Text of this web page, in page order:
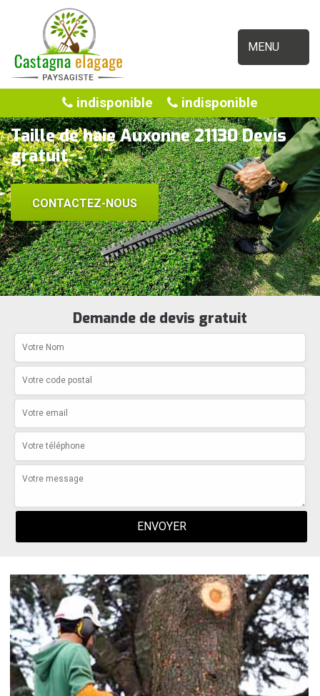
MENU
indisponible indisponible
Taille de haie Auxonne 21130 Devis
gratuit
CONTACTEZ-NOUS
Demande de devis gratuit